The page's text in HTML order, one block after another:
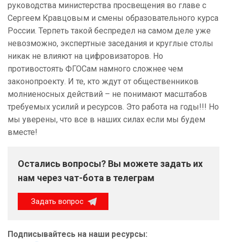
руководства министерства просвещения во главе с
Сергеем Кравцовым и смены образовательного курса
России. Терпеть такой беспредел на самом деле уже
невозможно, экспертные заседания и круглые столы
никак не влияют на цифровизаторов. Но
противостоять ФГОСам намного сложнее чем
законопроекту. И те, кто ждут от общественников
молниеносных действий – не понимают масштабов
требуемых усилий и ресурсов. Это работа на годы!!! Но
мы уверены, что все в наших силах если мы будем
вместе!
Остались вопросы? Вы можете задать их
нам через чат-бота в телеграм
Задать вопрос
Подписывайтесь на наши ресурсы: